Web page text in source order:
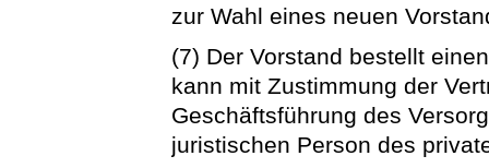
zur Wahl eines neuen
(7) Der Vorstand bestellt
kann mit Zustimmung der
Geschäftsführung des
juristischen Person des